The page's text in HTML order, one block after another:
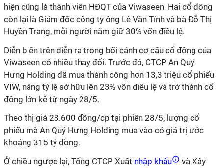
hiện cũng là thành viên HĐQT của Viwaseen. Hai cổ đông
còn lại là Giám đốc công ty ông Lê Văn Tỉnh và bà Đỗ Thị
Huyền Trang, mỗi người nắm giữ 30% vốn điều lệ.
Diễn biến trên diễn ra trong bối cảnh cơ cấu cổ đông của
Viwaseen có nhiều thay đổi. Trước đó, CTCP An Quý
Hưng Holding đã mua thành công hơn 13,3 triệu cổ phiếu
VIW, nâng tỷ lệ sở hữu lên 23% vốn điều lệ và trở thành cổ
đông lớn kể từ ngày 28/5.
Theo thị giá 23.600 đồng/cp tại phiên 28/5, lượng cổ
phiếu mà An Quý Hưng Holding mua vào có giá trị ước
khoảng 315 tỷ đồng.
Ở chiều ngược lại, Tổng CTCP Xuất nhập khẩu
và Xây